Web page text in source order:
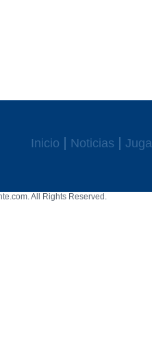
Inicio Noticias
All Rights Reserved.